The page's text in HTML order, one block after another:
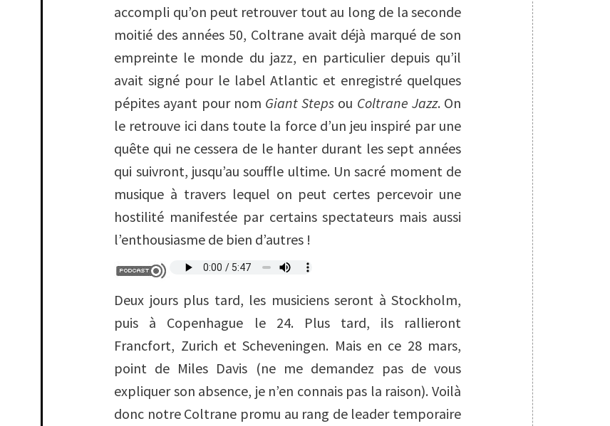
accompli qu’on peut retrouver tout au long de la seconde
moitié des années 50, Coltrane avait déjà marqué de son
empreinte le monde du jazz, en particulier depuis qu’il
avait signé pour le label Atlantic et enregistré quelques
pépites ayant pour nom Giant Steps ou Coltrane Jazz. On
le retrouve ici dans toute la force d’un jeu inspiré par une
quête qui ne cessera de le hanter durant les sept années
qui suivront, jusqu’au souffle ultime. Un sacré moment de
musique à travers lequel on peut certes percevoir une
hostilité manifestée par certains spectateurs mais aussi
l’enthousiasme de bien d’autres !
Deux jours plus tard, les musiciens seront à Stockholm,
puis à Copenhague le 24. Plus tard, ils rallieront
Francfort, Zurich et Scheveningen. Mais en ce 28 mars,
point de Miles Davis (ne me demandez pas de vous
expliquer son absence, je n’en connais pas la raison). Voilà
donc notre Coltrane promu au rang de leader temporaire